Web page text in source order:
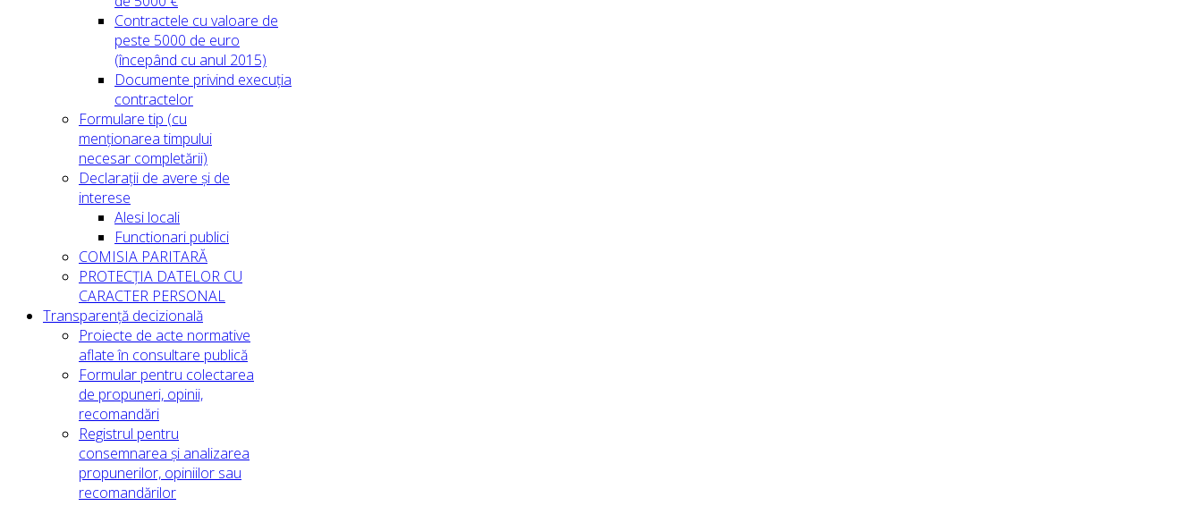
Contractele cu valoare de
peste 5000 de euro
(începând cu anul 2015)
Documente privind execuția
contractelor
Formulare tip (cu
menționarea timpului
necesar completării)
Declarații de avere și de
interese
Alesi locali
Functionari publici
COMISIA PARITARĂ
PROTECȚIA DATELOR CU
CARACTER PERSONAL
Transparență decizională
Proiecte de acte normative
aflate în consultare publică
Formular pentru colectarea
de propuneri, opinii,
recomandări
Registrul pentru
consemnarea și analizarea
propunerilor, opiniilor sau
recomandărilor